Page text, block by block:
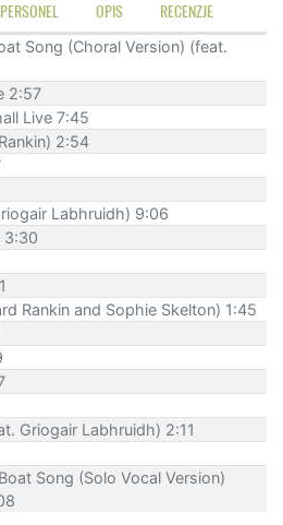
PERSONEL OPIS RECENZJE
Song (Choral Version) (feat.
2:57
Live 7:45
2:54
Labhruidh) 9:06
3:30
Rankin and Sophie Skelton) 1:45
Griogair Labhruidh) 2:11
Song (Solo Vocal Version)